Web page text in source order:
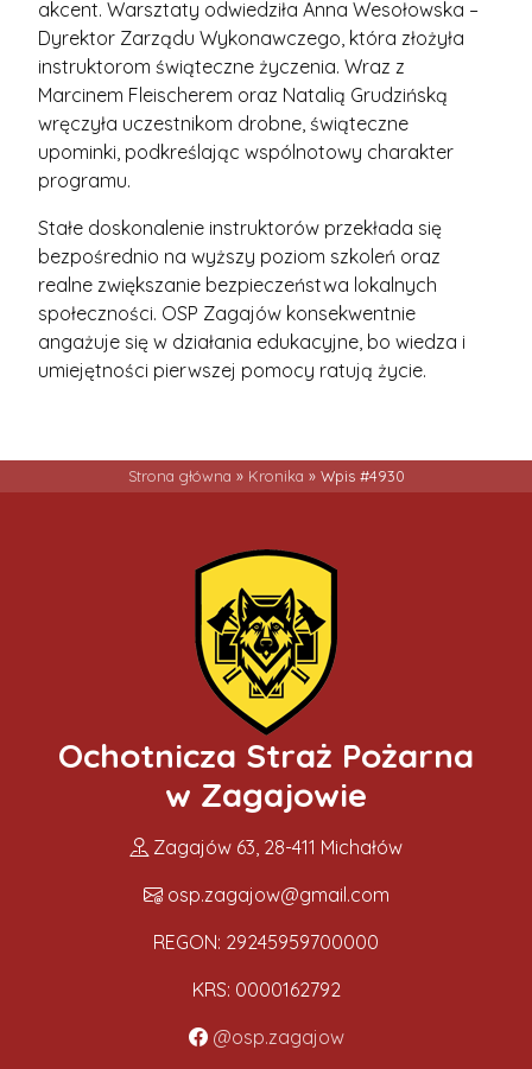
akcent. Warsztaty odwiedziła Anna Wesołowska –
Dyrektor Zarządu Wykonawczego, która złożyła
instruktorom świąteczne życzenia. Wraz z
Marcinem Fleischerem oraz Natalią Grudzińską
wręczyła uczestnikom drobne, świąteczne
upominki, podkreślając wspólnotowy charakter
programu.
Stałe doskonalenie instruktorów przekłada się
bezpośrednio na wyższy poziom szkoleń oraz
realne zwiększanie bezpieczeństwa lokalnych
społeczności. OSP Zagajów konsekwentnie
angażuje się w działania edukacyjne, bo wiedza i
umiejętności pierwszej pomocy ratują życie.
Strona główna » Kronika » Wpis #4930
Ochotnicza Straż Pożarna
w Zagajowie
Zagajów 63, 28-411 Michałów
osp.zagajow@gmail.com
REGON: 29245959700000
KRS: 0000162792
@osp.zagajow